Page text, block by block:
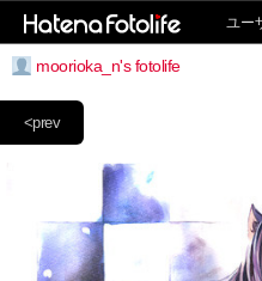
ユー
moorioka_n's fotolife
<prev